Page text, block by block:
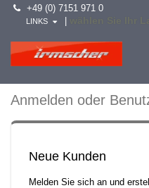
+49 (0) 7151 971 0
LINKS
Anmelden oder
Neue Kunden
Melden Sie sich an und